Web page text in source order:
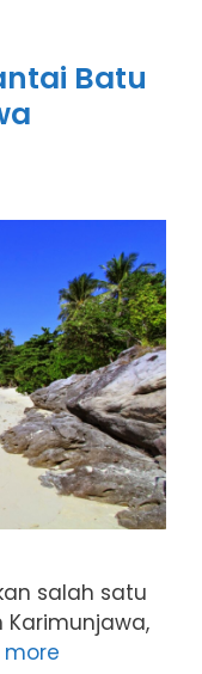
Batu
salah satu
more